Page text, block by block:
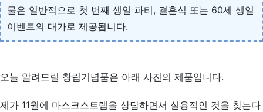
물은 일반적으로 첫 번째 생일 파티, 결혼식 또는 60세 생일
이벤트의 대가로 제공됩니다.
오늘 알려드릴 창립기념품은 아래 사진의 제품입니다.
제가 11월에 마스크스트랩을 상담하면서 실용적인 것을 찾는다